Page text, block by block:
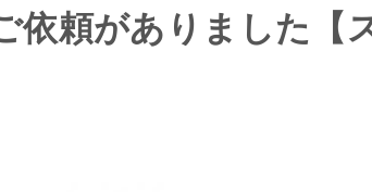
依頼がありました